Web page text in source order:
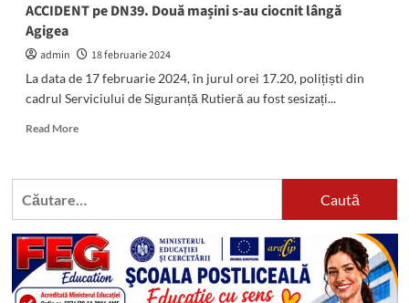
marginea
ACCIDENT pe DN39. Două mașini s-au ciocnit lângă
Agigea
admin
18 februarie 2024
La data de 17 februarie 2024, în jurul orei 17.20, polițiști din
cadrul Serviciului de Siguranță Rutieră au fost sesizați...
Read MoreRead
ACCIDENT
mașini
s-
au
ciocnit
Caută